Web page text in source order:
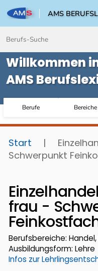
AMS
Willkommen
AMS
Berufe Bereiche
Start |
Schwerpunkt
frau -
Berufsbereiche:
Ausbildungsform: Lehre
Infos zur